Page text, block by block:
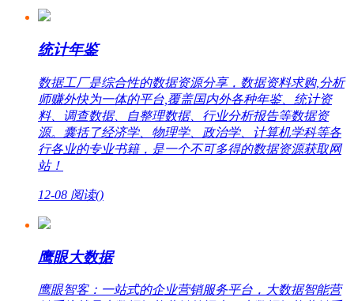
统计年鉴
数据工厂是综合性的数据资源分享，数据资料求购,分析
师赚外快为一体的平台,覆盖国内外各种年鉴、统计资
料、调查数据、自整理数据、行业分析报告等数据资
源。囊括了经济学、物理学、政治学、计算机学科等各
行各业的专业书籍，是一个不可多得的数据资源获取网
站！
12-08 阅读()
鹰眼大数据
鹰眼智客：一站式的企业营销服务平台，大数据智能营